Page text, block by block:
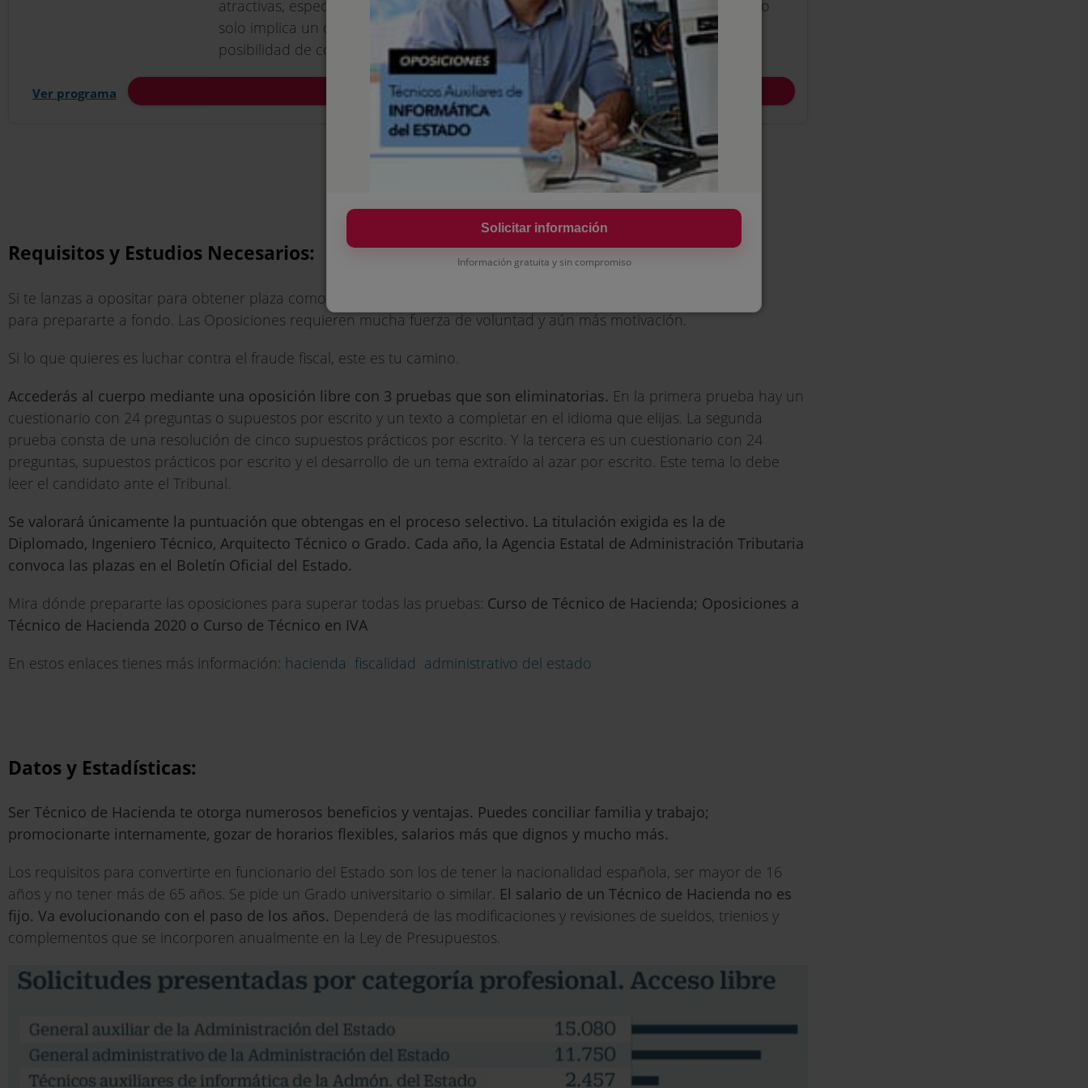
atractivas, especialmente en el campo de la Hacienda. Ser Técnico de Hacienda no
solo implica un compromiso con la legalidad y la ética, sino que también ofrece la
posibilidad de contribuir al desarrollo económico d... ....
Ver programa Solicitar información
Requisitos y Estudios Necesarios:
Si te lanzas a opositar para obtener plaza como Técnico de Hacienda, existen muchos centros especializados
para prepararte a fondo. Las Oposiciones requieren mucha fuerza de voluntad y aún más motivación.
Si lo que quieres es luchar contra el fraude fiscal, este es tu camino.
Accederás al cuerpo mediante una oposición libre con 3 pruebas que son eliminatorias. En la primera prueba hay un
cuestionario con 24 preguntas o supuestos por escrito y un texto a completar en el idioma que elijas. La segunda
prueba consta de una resolución de cinco supuestos prácticos por escrito. Y la tercera es un cuestionario con 24
preguntas, supuestos prácticos por escrito y el desarrollo de un tema extraído al azar por escrito. Este tema lo debe
leer el candidato ante el Tribunal.
Se valorará únicamente la puntuación que obtengas en el proceso selectivo. La titulación exigida es la de
Diplomado, Ingeniero Técnico, Arquitecto Técnico o Grado. Cada año, la Agencia Estatal de Administración Tributaria
convoca las plazas en el Boletín Oficial del Estado.
Mira dónde prepararte las oposiciones para superar todas las pruebas: Curso de Técnico de Hacienda; Oposiciones a
Técnico de Hacienda 2020 o Curso de Técnico en IVA
En estos enlaces tienes más información: hacienda fiscalidad administrativo del estado
Datos y Estadísticas:
Ser Técnico de Hacienda te otorga numerosos beneficios y ventajas. Puedes conciliar familia y trabajo;
promocionarte internamente, gozar de horarios flexibles, salarios más que dignos y mucho más.
Los requisitos para convertirte en funcionario del Estado son los de tener la nacionalidad española, ser mayor de 16
años y no tener más de 65 años. Se pide un Grado universitario o similar. El salario de un Técnico de Hacienda no es
fijo. Va evolucionando con el paso de los años. Dependerá de las modificaciones y revisiones de sueldos, trienios y
complementos que se incorporen anualmente en la Ley de Presupuestos.
Solicitar información
Información gratuita y sin compromiso